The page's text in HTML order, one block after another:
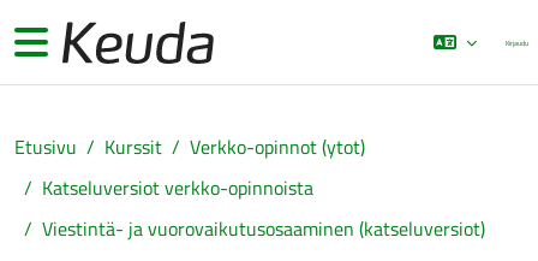
Sivupaneeli Kirjaudu
Etusivu Kurssit
Verkko-opinnot (ytot)
Katseluversiot verkko-opinnoista
Viestintä- ja vuorovaikutusosaaminen (katseluversiot)